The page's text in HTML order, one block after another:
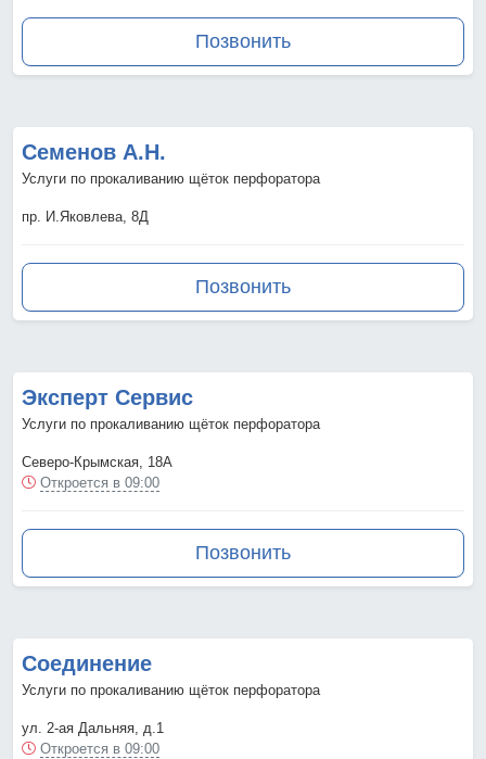
Позвонить
Семенов А.Н.
Услуги по прокаливанию щёток перфоратора
пр. И.Яковлева, 8Д
Позвонить
Эксперт Сервис
Услуги по прокаливанию щёток перфоратора
Северо-Крымская, 18А
Откроется в 09:00
Позвонить
Соединение
Услуги по прокаливанию щёток перфоратора
ул. 2-ая Дальняя, д.1
Откроется в 09:00